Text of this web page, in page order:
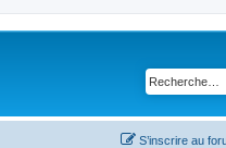
S’inscrire au